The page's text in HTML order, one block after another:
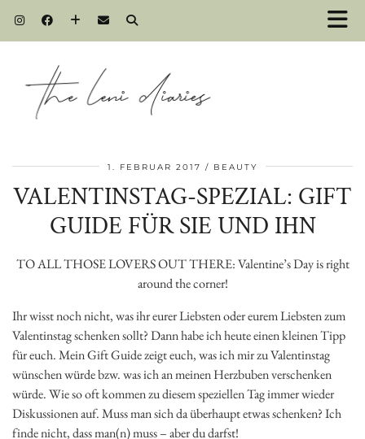
1. FEBRUAR 2017 BEAUTY
VALENTINSTAG-SPEZIAL: GIFT
GUIDE FÜR SIE UND IHN
TO ALL THOSE LOVERS OUT THERE: Valentine’s Day is right
around the corner!
Ihr wisst noch nicht, was ihr eurer Liebsten oder eurem Liebsten zum
Valentinstag schenken sollt? Dann habe ich heute einen kleinen Tipp
für euch. Mein Gift Guide zeigt euch, was ich mir zu Valentinstag
wünschen würde bzw. was ich an meinen Herzbuben verschenken
würde. Wie so oft kommen zu diesem speziellen Tag immer wieder
Diskussionen auf. Muss man sich da überhaupt etwas schenken? Ich
finde nicht, dass man(n) muss – aber du darfst!